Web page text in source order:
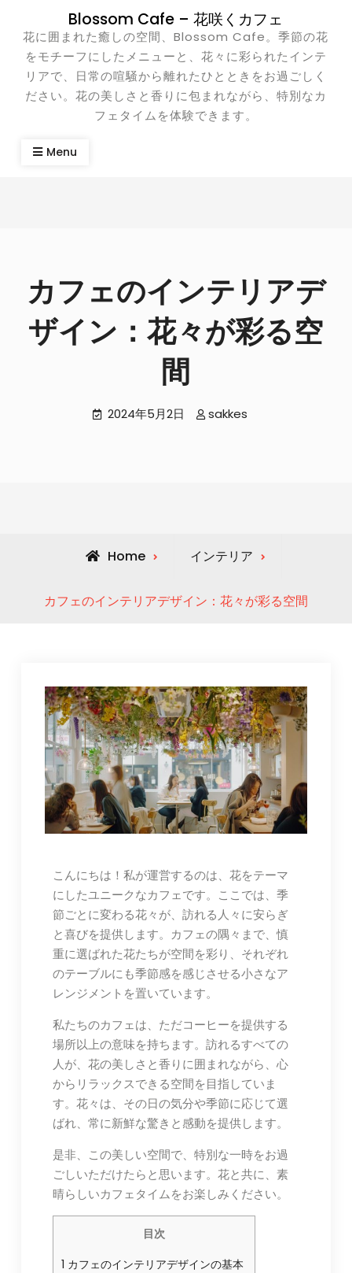
content
Blossom Cafe – 花咲くカフェ
花に囲まれた癒しの空間、Blossom Cafe。季節の花
をモチーフにしたメニューと、花々に彩られたインテ
リアで、日常の喧騒から離れたひとときをお過ごしく
ださい。花の美しさと香りに包まれながら、特別なカ
フェタイムを体験できます。
Menu
カフェのインテリアデ
ザイン：花々が彩る空
間
2024年5月2日 sakkes
Home インテリア
カフェのインテリアデザイン：花々が彩る空間
こんにちは！私が運営するのは、花をテーマ
にしたユニークなカフェです。ここでは、季
節ごとに変わる花々が、訪れる人々に安らぎ
と喜びを提供します。カフェの隅々まで、慎
重に選ばれた花たちが空間を彩り、それぞれ
のテーブルにも季節感を感じさせる小さなア
レンジメントを置いています。
私たちのカフェは、ただコーヒーを提供する
場所以上の意味を持ちます。訪れるすべての
人が、花の美しさと香りに囲まれながら、心
からリラックスできる空間を目指していま
す。花々は、その日の気分や季節に応じて選
ばれ、常に新鮮な驚きと感動を提供します。
是非、この美しい空間で、特別な一時をお過
ごしいただけたらと思います。花と共に、素
晴らしいカフェタイムをお楽しみください。
目次
1 カフェのインテリアデザインの基本